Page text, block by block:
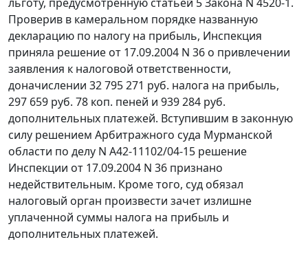
Проверив в камеральном порядке названную
декларацию по налогу на прибыль, Инспекция
приняла решение от 17.09.2004 N 36 о привлечении
заявления к налоговой ответственности,
доначислении 32 795 271 руб. налога на прибыль,
297 659 руб. 78 коп. пеней и 939 284 руб.
дополнительных платежей. Вступившим в законную
силу решением Арбитражного суда Мурманской
области по делу N А42-11102/04-15 решение
Инспекции от 17.09.2004 N 36 признано
недействительным. Кроме того, суд обязал
налоговый орган произвести зачет излишне
уплаченной суммы налога на прибыль и
дополнительных платежей.